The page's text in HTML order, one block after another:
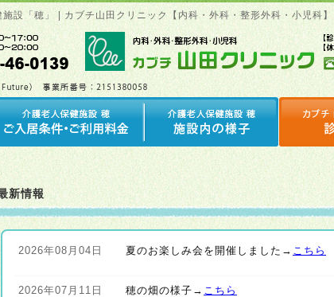
設「穂」 | カブチ山田クリニック【内科・外科・整形外科・小児科】
新情報
2026年08月04日 夏のお楽しみ会を開催しました→ こちら
2026年07月11日 穂の畑の様子→ こちら